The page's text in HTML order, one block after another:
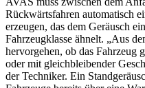
Rückwärtsfahren automatisch
erzeugen, das dem Geräusch
Fahrzeugklasse ähnelt. „Aus
hervorgehen, ob das Fahrzeug
oder mit gleichbleibender
der Techniker. Ein